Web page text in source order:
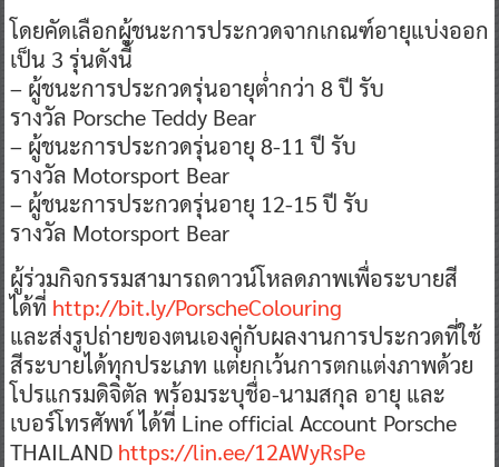
โดยคัดเลือกผู้ชนะการประกวดจากเกณฑ์อายุแบ่งออก
เป็น 3 รุ่นดังนี้
– ผู้ชนะการประกวดรุ่นอายุต่ำกว่า 8 ปี รับ
รางวัล Porsche Teddy Bear
– ผู้ชนะการประกวดรุ่นอายุ 8-11 ปี รับ
รางวัล Motorsport Bear
– ผู้ชนะการประกวดรุ่นอายุ 12-15 ปี รับ
รางวัล Motorsport Bear
ผู้ร่วมกิจกรรมสามารถดาวน์โหลดภาพเพื่อระบายสี
ได้ที่ http://bit.ly/PorscheColouring
และส่งรูปถ่ายของตนเองคู่กับผลงานการประกวดที่ใช้
สีระบายได้ทุกประเภท แต่ยกเว้นการตกแต่งภาพด้วย
โปรแกรมดิจิตัล พร้อมระบุชื่อ-นามสกุล อายุ และ
เบอร์โทรศัพท์ ได้ที่ Line official Account Porsche
THAILAND https://lin.ee/12AWyRsPe